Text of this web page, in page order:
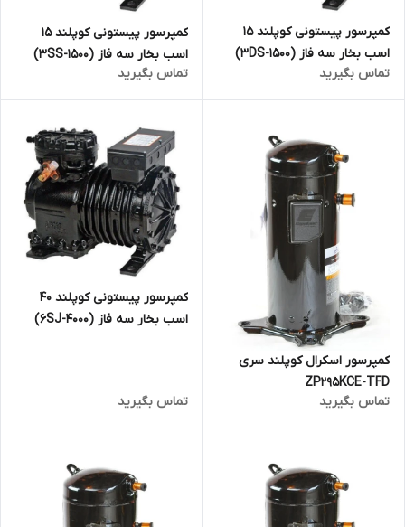
کمپرسور پیستونی کوپلند 15
اسب بخار سه فاز (3DS-1500)
تماس بگیرید
کمپرسور پیستونی کوپلند 15
اسب بخار سه فاز (3SS-1500)
تماس بگیرید
کمپرسور اسکرال کوپلند سری
ZP295KCE-TFD
تماس بگیرید
کمپرسور پیستونی کوپلند 40
اسب بخار سه فاز (6SJ-4000)
تماس بگیرید